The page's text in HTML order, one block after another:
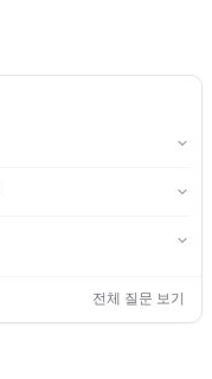
전체 질문 보기